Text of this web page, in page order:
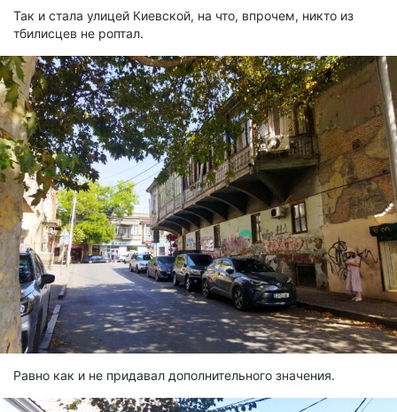
Так и стала улицей Киевской, на что, впрочем, никто из
тбилисцев не роптал.
Равно как и не придавал дополнительного значения.